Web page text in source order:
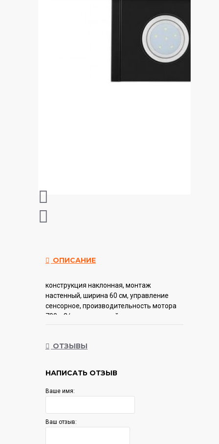
ОПИСАНИЕ
конструкция наклонная, монтаж
настенный, ширина 60 см, управление
сенсорное, производительность мотора
700 м3/ч, цвет черный
ОТЗЫВЫ
НАПИСАТЬ ОТЗЫВ
Ваше имя:
Ваш отзыв: